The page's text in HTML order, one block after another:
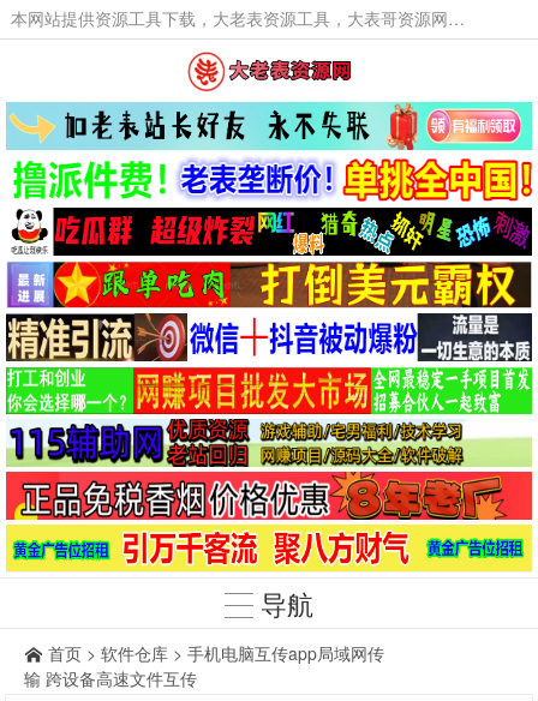
本网站提供资源工具下载，大老表资源工具，大表哥资源网软件工具，大老表资源下载，活动线报福利资源分享,活动线报，大型网游经典游戏，网络热门技术游戏辅助交流与分享。
导航
首页 > 软件仓库 > 手机电脑互传app局域网传
输 跨设备高速文件互传